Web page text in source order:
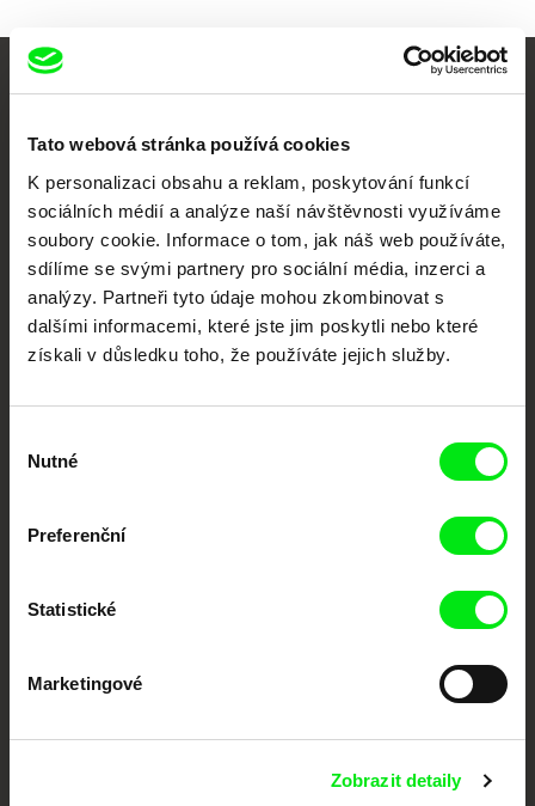
Tato webová stránka používá cookies
K personalizaci obsahu a reklam, poskytování funkcí
sociálních médií a analýze naší návštěvnosti využíváme
soubory cookie. Informace o tom, jak náš web používáte,
sdílíme se svými partnery pro sociální média, inzerci a
analýzy. Partneři tyto údaje mohou zkombinovat s
dalšími informacemi, které jste jim poskytli nebo které
získali v důsledku toho, že používáte jejich služby.
souhlasu
Nutné
Preferenční
Statistické
Marketingové
Zobrazit detaily
Vaše online
dokumentární kino
Nové festivalové filmy
každý týden
Portál DAFilms.cz je výsledkem tvůrčí spolupráce 7 klíčových evropských
festivalů dokumentárního filmu sdružených do Doc Alliance. Naším cílem je
posouvat hranice dokumentárního filmu, propagovat jeho rozmanitost a
podporovat kvalitní autorské filmy.
DOK Leipzig